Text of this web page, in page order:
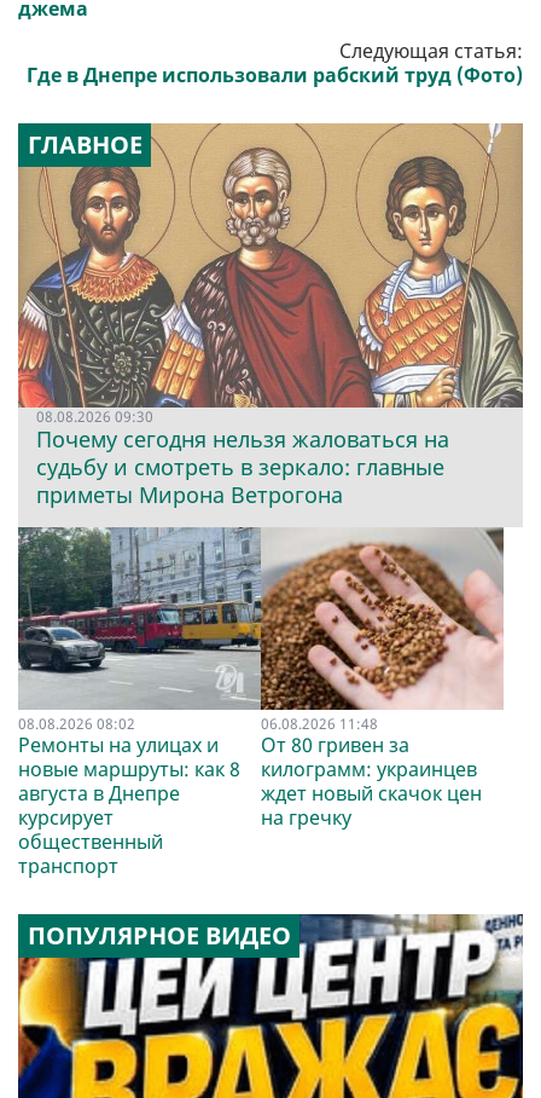
джема
Следующая статья:
Где в Днепре использовали рабский труд (Фото)
ГЛАВНОЕ
08.08.2026 09:30
Почему сегодня нельзя жаловаться на
судьбу и смотреть в зеркало: главные
приметы Мирона Ветрогона
08.08.2026 08:02
Ремонты на улицах и
новые маршруты: как 8
августа в Днепре
курсирует
общественный
транспорт
06.08.2026 11:48
От 80 гривен за
килограмм: украинцев
ждет новый скачок цен
на гречку
ПОПУЛЯРНОЕ ВИДЕО